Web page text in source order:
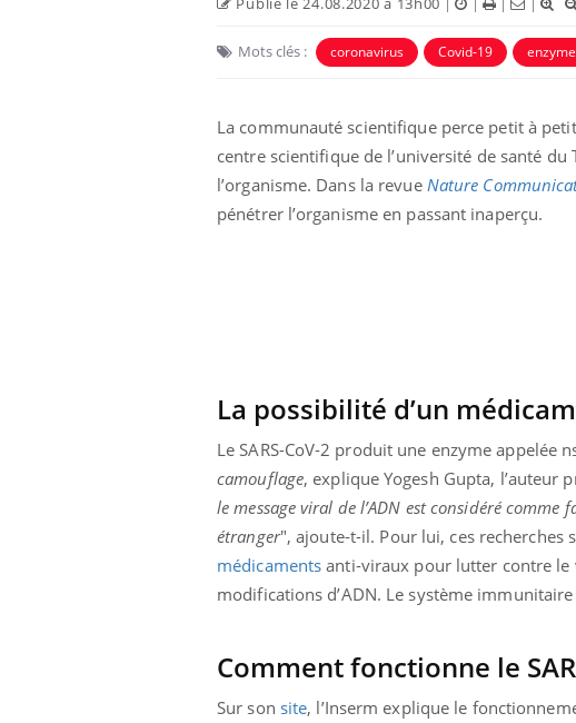
Mots clés : coronavirus Covid-19 enzyme
La communauté scientifique perce petit à
centre scientifique de l’université de santé
l’organisme. Dans la revue Nature
pénétrer l’organisme en passant inaperçu.
La possibilité d’un
Le SARS-CoV-2 produit une enzyme appelée
camouflage, explique Yogesh Gupta, l’auteur
le message viral de l’ADN est considéré
étranger", ajoute-t-il. Pour lui, ces recherches
médicaments anti-viraux pour lutter contre le
modifications d’ADN. Le système
Comment fonctionne le
Sur son site, l’Inserm explique le
Chikungunya, dengue,
West Nile : que se passe-
t-il dans le sud de la
France ?
change dans la prise en
charge des femmes